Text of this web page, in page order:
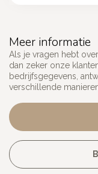
Meer informatie
Als je vragen hebt
dan zeker onze
bedrijfsgegevens,
verschillende